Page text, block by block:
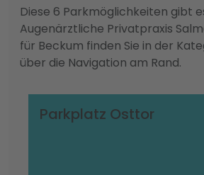
Diese 6 Parkmöglichkeiten gibt
Augenärztliche Privatpraxis
für Beckum finden Sie in der
über die Navigation am Rand.
Parkplatz Osttor